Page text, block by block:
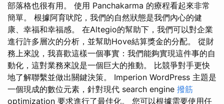
部落格也很有用。 使用 Panchakarma 的療程看起來非常
簡單。 根據阿育吠陀，我們的自然狀態是我們內心的健
康、幸福和幸福感。 在Altegio的幫助下，我們可以對企業
進行許多層次的分析，並幫助Hove結算獎金的分配。 從財
務上來說，我喜歡這樣一個事實：我們能夠實現這件事的自
動化，這對業務來說是一個巨大的推動。 比競爭對手更快
地了解聯繫並做出關鍵決策。 Imperion WordPress 主題是
一個現成的數位元素，針對現代 search engine 撥筋
optimization 要求進行了最佳化。 您可以根據需要使用任